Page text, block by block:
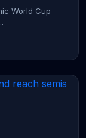
World Cup